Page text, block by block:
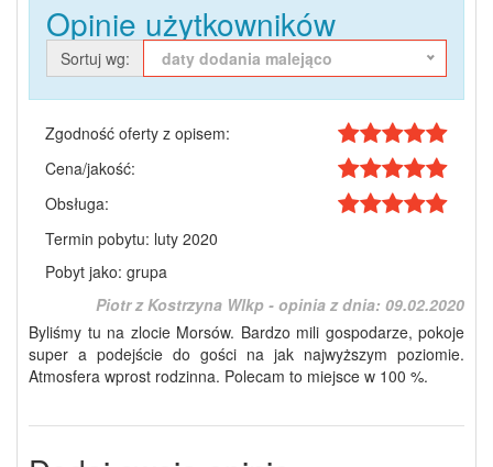
Opinie użytkowników
Sortuj wg: daty dodania malejąco
Zgodność oferty z opisem:
Cena/jakość:
Obsługa:
Termin pobytu: luty 2020
Pobyt jako: grupa
Piotr z Kostrzyna Wlkp - opinia z dnia: 09.02.2020
Byliśmy tu na zlocie Morsów. Bardzo mili gospodarze, pokoje
super a podejście do gości na jak najwyższym poziomie.
Atmosfera wprost rodzinna. Polecam to miejsce w 100 %.